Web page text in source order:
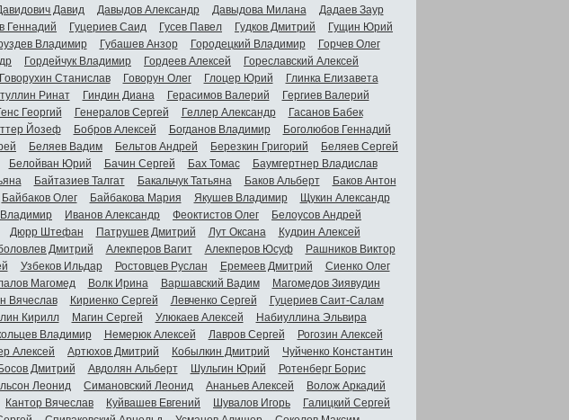
Давид Давыдов Александр Давыдова Милана
Дадаев Заур
Геннадий Гуцериев Саид Гусев Павел Гудков Дмитрий
Гущин Юрий
Владимир Губашев Анзор Городецкий Владимир
Горчев Олег
Гордейчук Владимир Гордеев Алексей
Гореславский Алексей
Говорухин Станислав Говорун Олег Глоцер Юрий
Глинка Елизавета
Ринат Гиндин Диана Герасимов Валерий
Гергиев Валерий
Георгий Генералов Сергей Геллер Александр
Гасанов Бабек
Йозеф Бобров Алексей Богданов Владимир
Боголюбов Геннадий
Беляев Вадим Бельтов Андрей Березкин Григорий
Беляев Сергей
Белойван Юрий Бачин Сергей Бах Томас
Баумгертнер Владислав
Байтазиев Талгат Бакальчук Татьяна Баков Альберт
Баков Антон
Байбаков Олег Байбакова Мария Якушев Владимир
Щукин Александр
Владимир Иванов Александр Феоктистов Олег
Белоусов Андрей
Дюрр Штефан Патрушев Дмитрий Лут Оксана
Кудрин Алексей
Дмитрий Алекперов Вагит Алекперов Юсуф
Рашников Виктор
Узбеков Ильдар Ростовцев Руслан Еремеев Дмитрий
Сиенко Олег
Магомед Волк Ирина Варшавский Вадим
Магомедов Зиявудин
Вячеслав Кириенко Сергей Левченко Сергей
Гуцериев Саит-Салам
Кирилл Магин Сергей Улюкаев Алексей
Набиуллина Эльвира
Владимир Немерюк Алексей Лавров Сергей
Рогозин Алексей
Алексей Артюхов Дмитрий Кобылкин Дмитрий
Чуйченко Константин
Босов Дмитрий Авдолян Альберт Шульгин Юрий
Ротенберг Борис
Леонид Симановский Леонид Ананьев Алексей
Волож Аркадий
Кантор Вячеслав Куйвашев Евгений Шувалов Игорь
Галицкий Сергей